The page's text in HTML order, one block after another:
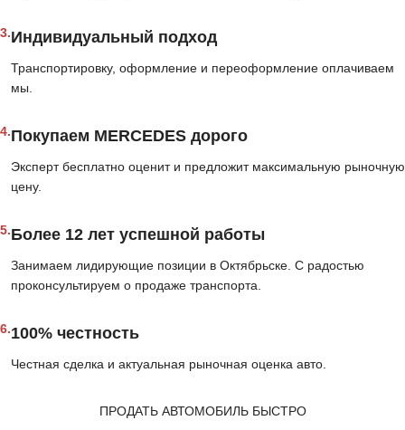
3.Индивидуальный подход
Транспортировку, оформление и переоформление оплачиваем
мы.
4.Покупаем MERCEDES дорого
Эксперт бесплатно оценит и предложит максимальную рыночную
цену.
5.Более 12 лет успешной работы
Занимаем лидирующие позиции в Октябрьске. С радостью
проконсультируем о продаже транспорта.
6.100% честность
Честная сделка и актуальная рыночная оценка авто.
ПРОДАТЬ АВТОМОБИЛЬ БЫСТРО